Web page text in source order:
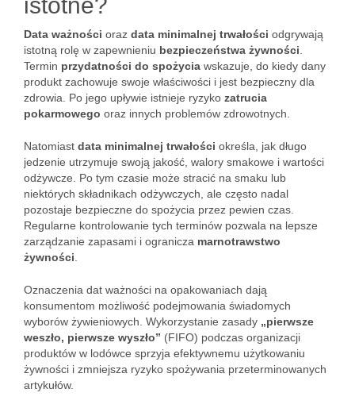
Data ważności oraz data minimalnej trwałości odgrywają
istotną rolę w zapewnieniu bezpieczeństwa żywności
Termin przydatności do spożycia wskazuje, do kiedy dany
produkt zachowuje swoje właściwości i jest bezpieczny dla
zdrowia. Po jego upływie istnieje ryzyko zatrucia
pokarmowego oraz innych problemów zdrowotnych.
Natomiast data minimalnej trwałości określa, jak długo
jedzenie utrzymuje swoją jakość, walory smakowe i wartości
odżywcze. Po tym czasie może stracić na smaku lub
niektórych składnikach odżywczych, ale często nadal
pozostaje bezpieczne do spożycia przez pewien czas.
Regularne kontrolowanie tych terminów pozwala na lepsze
zarządzanie zapasami i ogranicza marnotrawstwo
żywności
Oznaczenia dat ważności na opakowaniach dają
konsumentom możliwość podejmowania świadomych
wyborów żywieniowych. Wykorzystanie zasady „pierwsze
weszło, pierwsze wyszło” (FIFO) podczas organizacji
produktów w lodówce sprzyja efektywnemu użytkowaniu
żywności i zmniejsza ryzyko spożywania przeterminowanych
artykułów.